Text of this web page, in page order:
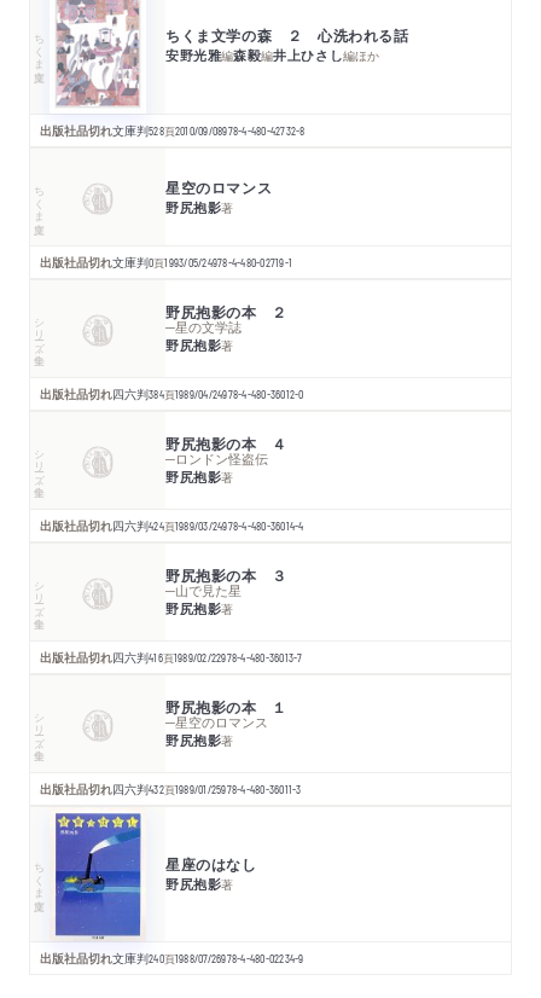
ちくま文庫 ちくま文学の森 ２ 心洗われる話
安野光雅編森毅編井上ひさし編ほか
出版社品切れ文庫判528頁2010/09/08978-4-480-42732-8
ちくま文庫 星空のロマンス
野尻抱影著
出版社品切れ文庫判0頁1993/05/24978-4-480-02719-1
シリーズ・全集 野尻抱影の本 ２
─星の文学誌
野尻抱影著
出版社品切れ四六判384頁1989/04/24978-4-480-36012-0
シリーズ・全集 野尻抱影の本 ４
─ロンドン怪盗伝
野尻抱影著
出版社品切れ四六判424頁1989/03/24978-4-480-36014-4
シリーズ・全集 野尻抱影の本 ３
─山で見た星
野尻抱影著
出版社品切れ四六判416頁1989/02/22978-4-480-36013-7
シリーズ・全集 野尻抱影の本 １
─星空のロマンス
野尻抱影著
出版社品切れ四六判432頁1989/01/25978-4-480-36011-3
ちくま文庫 星座のはなし
野尻抱影著
出版社品切れ文庫判240頁1988/07/26978-4-480-02234-9